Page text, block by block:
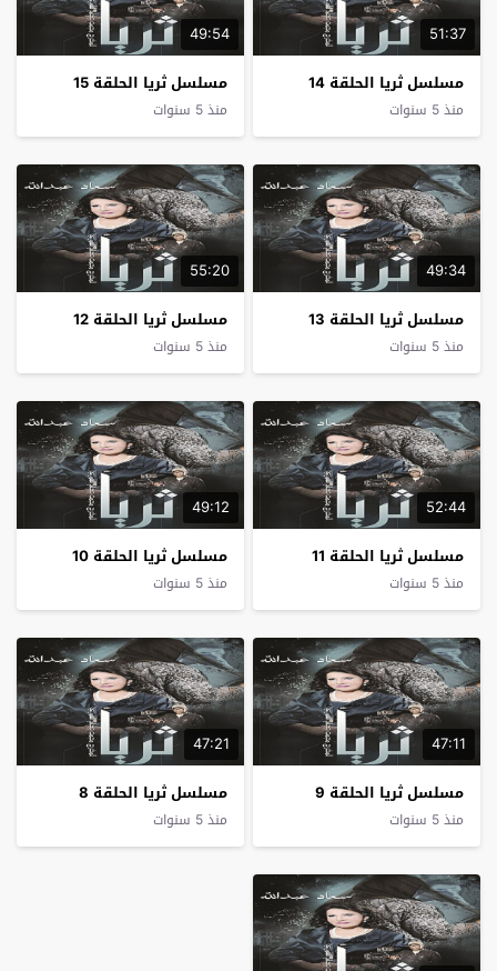
51:37
مسلسل ثريا الحلقة 14
منذ 5 سنوات
49:54
مسلسل ثريا الحلقة 15
منذ 5 سنوات
49:34
مسلسل ثريا الحلقة 13
منذ 5 سنوات
55:20
مسلسل ثريا الحلقة 12
منذ 5 سنوات
52:44
مسلسل ثريا الحلقة 11
منذ 5 سنوات
49:12
مسلسل ثريا الحلقة 10
منذ 5 سنوات
47:11
مسلسل ثريا الحلقة 9
منذ 5 سنوات
47:21
مسلسل ثريا الحلقة 8
منذ 5 سنوات